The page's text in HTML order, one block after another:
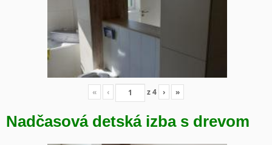
« ‹ z4 › »
Nadčasová detská izba s drevom